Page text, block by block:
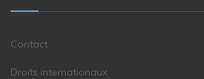
Contact
Droits internationaux